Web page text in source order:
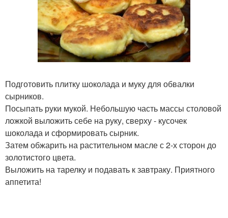
Подготовить плитку шоколада и муку для обвалки
сырников.
Посыпать руки мукой. Небольшую часть массы столовой
ложкой выложить себе на руку, сверху - кусочек
шоколада и сформировать сырник.
Затем обжарить на растительном масле с 2-х сторон до
золотистого цвета.
Выложить на тарелку и подавать к завтраку. Приятного
аппетита!